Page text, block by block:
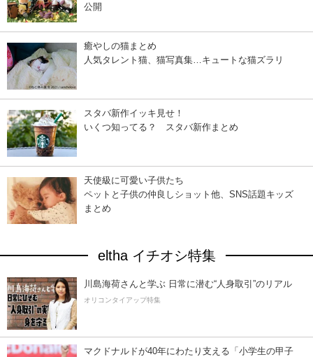
公開
癒やしの猫まとめ
人気タレント猫、猫写真集…キュートな猫ズラリ
スタバ新作イッキ見せ！
いくつ知ってる？ スタバ新作まとめ
天使級に可愛い子供たち
ペットと子供の仲良しショット他、SNS話題キッズ
まとめ
eltha イチオシ特集
川島海荷さんと学ぶ 日常に潜む“人身取引”のリアル
オリコンタイアップ特集
マクドナルドが40年にわたり支える「小学生の甲子